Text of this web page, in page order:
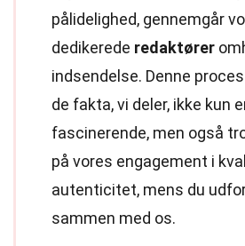
pålidelighed, gennemgår
dedikerede redaktører
indsendelse. Denne
de fakta, vi deler, ikke kun
fascinerende, men også
på vores engagement i
autenticitet, mens du
sammen med os.